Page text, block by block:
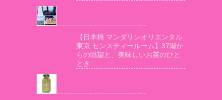
【日本橋 マンダリンオリエンタル
東京 センスティールーム】37階か
らの眺望と、美味しいお茶のひと
とき